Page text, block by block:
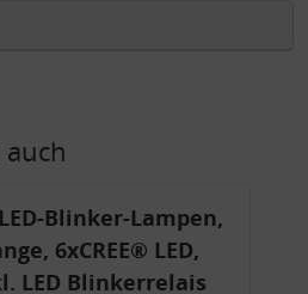
Blinker-Lampen,
6xCREE® LED,
LED Blinkerrelais